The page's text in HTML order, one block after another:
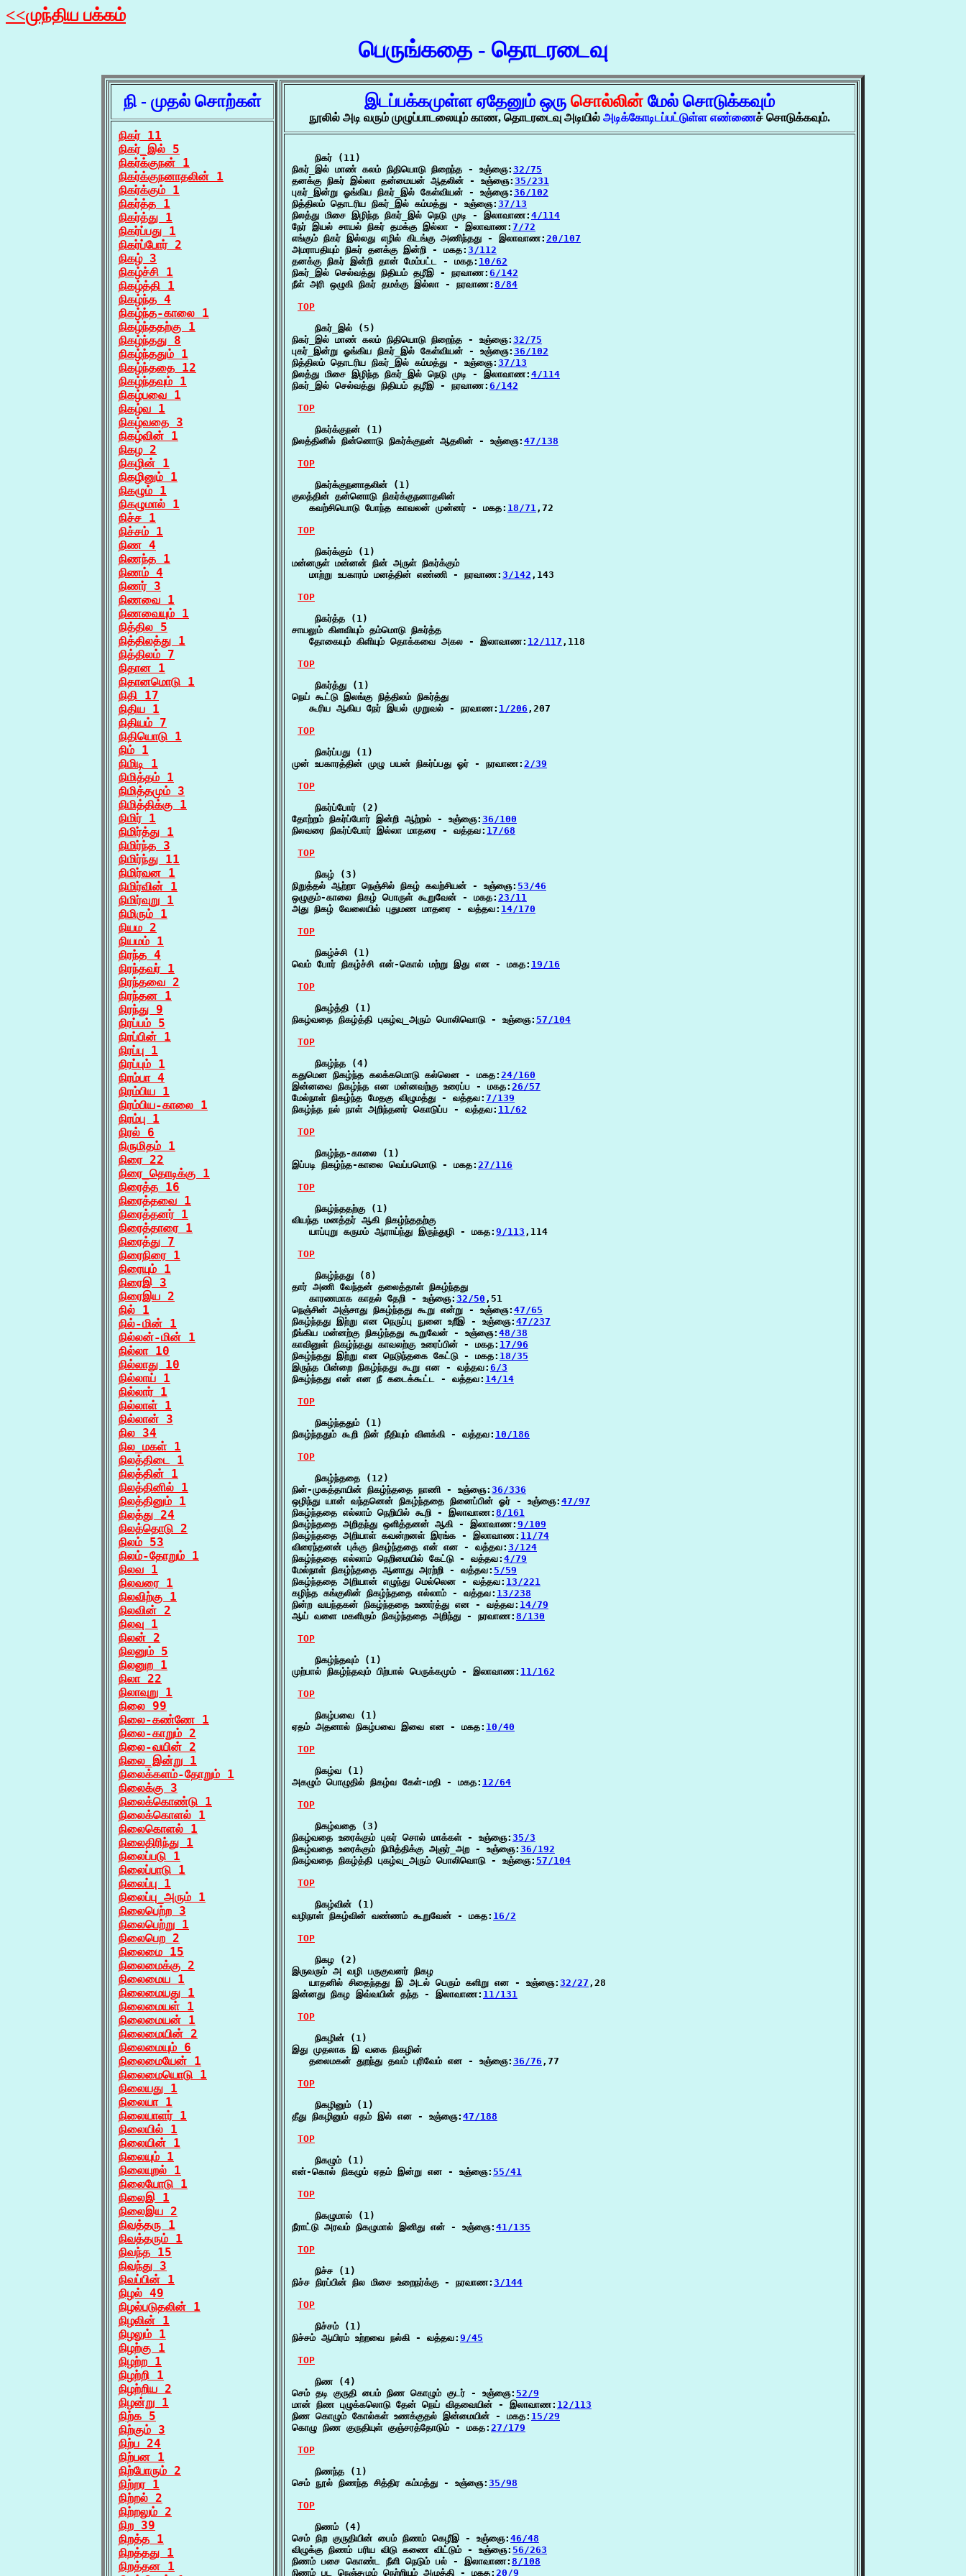
<<முந்திய பக்கம்
பெருங்கதை - தொடரடைவு
நி - முதல் சொற்கள்
நிகர் 11
நிகர்_இல் 5
நிகர்க்குநன் 1
நிகர்க்குநனாதலின் 1
நிகர்க்கும் 1
நிகர்த்த 1
நிகர்த்து 1
நிகர்ப்பது 1
நிகர்ப்போர் 2
நிகழ் 3
நிகழ்ச்சி 1
நிகழ்த்தி 1
நிகழ்ந்த 4
நிகழ்ந்த-காலை 1
நிகழ்ந்ததற்கு 1
நிகழ்ந்தது 8
நிகழ்ந்ததும் 1
நிகழ்ந்ததை 12
நிகழ்ந்தவும் 1
நிகழ்பவை 1
நிகழ்வ 1
நிகழ்வதை 3
நிகழ்வின் 1
நிகழ 2
நிகழின் 1
நிகழினும் 1
நிகழும் 1
நிகழுமால் 1
நிச்ச 1
நிச்சம் 1
நிண 4
நிணந்த 1
நிணம் 4
நிணர் 3
நிணவை 1
நிணவையும் 1
நித்தில 5
நித்திலத்து 1
நித்திலம் 7
நிதான 1
நிதானமொடு 1
நிதி 17
நிதிய 1
நிதியம் 7
நிதியொடு 1
நிம் 1
நிமிடி 1
நிமித்தம் 1
நிமித்தமும் 3
நிமித்திக்கு 1
நிமிர் 1
நிமிர்த்து 1
நிமிர்ந்த 3
நிமிர்ந்து 11
நிமிர்வன 1
நிமிர்வின் 1
நிமிர்வுறு 1
நிமிரும் 1
நியம 2
நியமம் 1
நிரந்த 4
நிரந்தவர் 1
நிரந்தவை 2
நிரந்தன 1
நிரந்து 9
நிரப்பம் 5
நிரப்பின் 1
நிரப்பு 1
நிரப்பும் 1
நிரம்பா 4
நிரம்பிய 1
நிரம்பிய-காலை 1
நிரம்பு 1
நிரல் 6
நிருமிதம் 1
நிரை 22
நிரை_தொடிக்கு 1
நிரைத்த 16
நிரைத்தவை 1
நிரைத்தனர் 1
நிரைத்தாரை 1
நிரைத்து 7
நிரைநிரை 1
நிரையும் 1
நிரைஇ 3
நிரைஇய 2
நில் 1
நில்-மின் 1
நில்லன்-மின் 1
நில்லா 10
நில்லாது 10
நில்லாய் 1
நில்லார் 1
நில்லாள் 1
நில்லான் 3
நில 34
நில_மகள் 1
நிலத்திடை 1
நிலத்தின் 1
நிலத்தினில் 1
நிலத்தினும் 1
நிலத்து 24
நிலத்தொடு 2
நிலம் 53
நிலம்-தோறும் 1
நிலவ 1
நிலவரை 1
நிலவிற்கு 1
நிலவின் 2
நிலவு 1
நிலன் 2
நிலனும் 5
நிலனுற 1
நிலா 22
நிலாவுறு 1
நிலை 99
நிலை-கண்ணே 1
நிலை-காறும் 2
நிலை-வயின் 2
நிலை_இன்று 1
நிலைக்களம்-தோறும் 1
நிலைக்கு 3
நிலைக்கொண்டு 1
நிலைக்கொளல் 1
நிலைகொளல் 1
நிலைதிரிந்து 1
நிலைப்படு 1
நிலைப்பாடு 1
நிலைப்பு 1
நிலைப்பு_அரும் 1
நிலைபெற்ற 3
நிலைபெற்று 1
நிலைபெற 2
நிலைமை 15
நிலைமைக்கு 2
நிலைமைய 1
நிலைமையது 1
நிலைமையள் 1
நிலைமையன் 1
நிலைமையின் 2
நிலைமையும் 6
நிலைமையேன் 1
நிலைமையொடு 1
நிலையது 1
நிலையா 1
நிலையாளர் 1
நிலையில் 1
நிலையின் 1
நிலையும் 1
நிலையுறல் 1
நிலையோடு 1
நிலைஇ 1
நிலைஇய 2
நிவத்தரு 1
நிவத்தரும் 1
நிவந்த 15
நிவந்து 3
நிவப்பின் 1
நிழல் 49
நிழல்படுதலின் 1
நிழலின் 1
நிழலும் 1
நிழற்கு 1
நிழற்ற 1
நிழற்றி 1
நிழற்றிய 2
நிழன்று 1
நிற்க 5
நிற்கும் 3
நிற்ப 24
நிற்பன 1
நிற்போரும் 2
நிற்றர 1
நிற்றல் 2
நிற்றலும் 2
நிற 39
நிறத்த 1
நிறத்தது 1
நிறத்தன 1
இடப்பக்கமுள்ள ஏதேனும் ஒரு சொல்லின்மேல் சொடுக்கவும்
நூலில் அடி வரும் முழுப்பாடலையும் காண, தொடரடைவு அடியில் அடிக்கோடிடப்பட்டுள்ள எண்ணைச் சொடுக்கவும்.
    நிகர் (11)
நிகர்_இல் மாண் கலம் நிதியொடு நிறைந்த - உஞ்ஞை: 32/75
தனக்கு நிகர் இல்லா தன்மையன் ஆதலின் - உஞ்ஞை: 35/231
புகர்_இன்று ஓங்கிய நிகர்_இல் கேள்வியன் - உஞ்ஞை: 36/102
நித்திலம் தொடரிய நிகர்_இல் கம்மத்து - உஞ்ஞை: 37/13
நிலத்து மிசை இழிந்த நிகர்_இல் நெடு முடி - இலாவாண: 4/114
நேர் இயல் சாயல் நிகர் தமக்கு இல்லா - இலாவாண: 7/72
எங்கும் நிகர் இல்லது எழில் கிடங்கு அணிந்தது - இலாவாண: 20/107
அமராபதியும் நிகர் தனக்கு இன்றி - மகத: 3/112
தனக்கு நிகர் இன்றி தான் மேம்பட்ட - மகத: 10/62
நிகர்_இல் செல்வத்து நிதியம் தழீஇ - நரவாண: 6/142
நீள் அரி ஒழுகி நிகர் தமக்கு இல்லா - நரவாண: 8/84
TOP
    நிகர்_இல் (5)
நிகர்_இல் மாண் கலம் நிதியொடு நிறைந்த - உஞ்ஞை: 32/75
புகர்_இன்று ஓங்கிய நிகர்_இல் கேள்வியன் - உஞ்ஞை: 36/102
நித்திலம் தொடரிய நிகர்_இல் கம்மத்து - உஞ்ஞை: 37/13
நிலத்து மிசை இழிந்த நிகர்_இல் நெடு முடி - இலாவாண: 4/114
நிகர்_இல் செல்வத்து நிதியம் தழீஇ - நரவாண: 6/142
TOP
    நிகர்க்குநன் (1)
நிலத்தினில் நின்னொடு நிகர்க்குநன் ஆதலின் - உஞ்ஞை: 47/138
TOP
    நிகர்க்குநனாதலின் (1)
குலத்தின் தன்னொடு நிகர்க்குநனாதலின்
   கவற்சியொடு போந்த காவலன் முன்னர் - மகத:
18/71,72
TOP
    நிகர்க்கும் (1)
மன்னருள் மன்னன் நின் அருள் நிகர்க்கும்
   மாற்று உபகாரம் மனத்தின் எண்ணி - நரவாண:
3/142 ,143
TOP
    நிகர்த்த (1)
சாயலும் கிளவியும் தம்மொடு நிகர்த்த
   தோகையும் கிளியும் தொக்கவை அகல - இலாவாண:
12/117 ,118
TOP
    நிகர்த்து (1)
நெய் கூட்டு இலங்கு நித்திலம் நிகர்த்து
   கூரிய ஆகிய நேர் இயல் முறுவல் - நரவாண:
1/206 ,207
TOP
    நிகர்ப்பது (1)
முன் உபகாரத்தின் முழு பயன் நிகர்ப்பது ஓர் - நரவாண: 2/39
TOP
    நிகர்ப்போர் (2)
தோற்றம் நிகர்ப்போர் இன்றி ஆற்றல் - உஞ்ஞை: 36/100
நிலவரை நிகர்ப்போர் இல்லா மாதரை - வத்தவ: 17/68
TOP
    நிகழ் (3)
நிறுத்தல் ஆற்றா நெஞ்சில் நிகழ் கவற்சியன் - உஞ்ஞை: 53/46
ஒழுகும்-காலை நிகழ் பொருள் கூறுவேன் - மகத: 23/11
அது நிகழ் வேலையில் புதுமண மாதரை - வத்தவ: 14/170
TOP
    நிகழ்ச்சி (1)
வெம் போர் நிகழ்ச்சி என்-கொல் மற்று இது என - மகத: 19/16
TOP
    நிகழ்த்தி (1)
நிகழ்வதை நிகழ்த்தி புகழ்வு_அரும் பொலிவொடு - உஞ்ஞை: 57/104
TOP
    நிகழ்ந்த (4)
கதுமென நிகழ்ந்த கலக்கமொடு கல்லென - மகத: 24/160
இன்னவை நிகழ்ந்த என மன்னவற்கு உரைப்ப - மகத: 26/57
மேல்நாள் நிகழ்ந்த மேதகு விழுமத்து - வத்தவ: 7/139
நிகழ்ந்த நல் நாள் அறிந்தனர் கொடுப்ப - வத்தவ: 11/62
TOP
    நிகழ்ந்த-காலை (1)
இப்படி நிகழ்ந்த-காலை வெப்பமொடு - மகத: 27/116
TOP
    நிகழ்ந்ததற்கு (1)
வியந்த மனத்தர் ஆகி நிகழ்ந்ததற்கு
   யாப்புறு கருமம் ஆராய்ந்து இருந்துழி - மகத:
9/113 ,114
TOP
    நிகழ்ந்தது (8)
தார் அணி வேந்தன் தலைத்தாள் நிகழ்ந்தது
   காரணமாக காதல் தேறி - உஞ்ஞை:
32/50 ,51
நெஞ்சின் அஞ்சாது நிகழ்ந்தது கூறு என்று - உஞ்ஞை: 47/65
நிகழ்ந்தது இற்று என நெருப்பு நுனை உறீஇ - உஞ்ஞை: 47/237
நீங்கிய மன்னற்கு நிகழ்ந்தது கூறுவேன் - உஞ்ஞை: 48/38
காவினுள் நிகழ்ந்தது காவலற்கு உரைப்பின் - மகத: 17/96
நிகழ்ந்தது இற்று என நெடுந்தகை கேட்டு - மகத: 18/35
இருந்த பின்றை நிகழ்ந்தது கூறு என - வத்தவ: 6/3
நிகழ்ந்தது என் என நீ கடைக்கூட்ட - வத்தவ: 14/14
TOP
    நிகழ்ந்ததும் (1)
நிகழ்ந்ததும் கூறி நின் நீதியும் விளக்கி - வத்தவ: 10/186
TOP
    நிகழ்ந்ததை (12)
நின்-முகத்தாயின் நிகழ்ந்ததை நாணி - உஞ்ஞை: 36/336
ஒழிந்து யான் வந்தனென் நிகழ்ந்ததை நினைப்பின் ஓர் - உஞ்ஞை: 47/97
நிகழ்ந்ததை எல்லாம் நெறியில் கூறி - இலாவாண: 8/161
நிகழ்ந்ததை அறிதந்து ஒளித்தனன் ஆகி - இலாவாண: 9/109
நிகழ்ந்ததை அறியாள் கவன்றனள் இரங்க - இலாவாண: 11/74
விரைந்தனன் புக்கு நிகழ்ந்ததை என் என - வத்தவ: 3/124
நிகழ்ந்ததை எல்லாம் நெறிமையில் கேட்டு - வத்தவ: 4/79
மேல்நாள் நிகழ்ந்ததை ஆனாது அரற்றி - வத்தவ: 5/59
நிகழ்ந்ததை அறியான் எழுந்து மெல்லென - வத்தவ: 13/221
கழிந்த கங்குலின் நிகழ்ந்ததை எல்லாம் - வத்தவ: 13/238
நின்ற வயந்தகன் நிகழ்ந்ததை உணர்த்து என - வத்தவ: 14/79
ஆய் வளை மகளிரும் நிகழ்ந்ததை அறிந்து - நரவாண: 8/130
TOP
    நிகழ்ந்தவும் (1)
முற்பால் நிகழ்ந்தவும் பிற்பால் பெருக்கமும் - இலாவாண: 11/162
TOP
    நிகழ்பவை (1)
ஏதம் அதனால் நிகழ்பவை இவை என - மகத: 10/40
TOP
    நிகழ்வ (1)
அகழும் பொழுதில் நிகழ்வ கேள்-மதி - மகத: 12/64
TOP
    நிகழ்வதை (3)
நிகழ்வதை உரைக்கும் புகர் சொல் மாக்கள் - உஞ்ஞை: 35/3
நிகழ்வதை உரைக்கும் நிமித்திக்கு அஞர்_அற - உஞ்ஞை: 36/192
நிகழ்வதை நிகழ்த்தி புகழ்வு_அரும் பொலிவொடு - உஞ்ஞை: 57/104
TOP
    நிகழ்வின் (1)
வழிநாள் நிகழ்வின் வண்ணம் கூறுவேன் - மகத: 16/2
TOP
    நிகழ (2)
இருவரும் அ வழி பருகுவனர் நிகழ
   யாதனில் சிதைந்தது இ அடல் பெரும் களிறு என - உஞ்ஞை:
32/27 ,28
இன்னது நிகழ இவ்வயின் தந்த - இலாவாண: 11/131
TOP
    நிகழின் (1)
இது முதலாக இ வகை நிகழின்
   தலைமகன் துறந்து தவம் புரிவேம் என - உஞ்ஞை:
36/76 ,77
TOP
    நிகழினும் (1)
தீது நிகழினும் ஏதம் இல் என - உஞ்ஞை: 47/188
TOP
    நிகழும் (1)
என்-கொல் நிகழும் ஏதம் இன்று என - உஞ்ஞை: 55/41
TOP
    நிகழுமால் (1)
நீராட்டு அரவம் நிகழுமால் இனிது என் - உஞ்ஞை: 41/135
TOP
    நிச்ச (1)
நிச்ச நிரப்பின் நில மிசை உறைநர்க்கு - நரவாண: 3/144
TOP
    நிச்சம் (1)
நிச்சம் ஆயிரம் உற்றவை நல்கி - வத்தவ: 9/45
TOP
    நிண (4)
செம் தடி குருதி பைம் நிண கொழும் குடர் - உஞ்ஞை: 52/9
மான் நிண புழுக்கலொடு தேன் நெய் விதவையின் - இலாவாண: 12/113
நிண கொழும் கோல்கள் உணக்குதல் இன்மையின் - மகத: 15/29
கொழு நிண குருதியுள் குஞ்சரத்தோடும் - மகத: 27/179
TOP
    நிணந்த (1)
செம் நூல் நிணந்த சித்திர கம்மத்து - உஞ்ஞை: 35/98
TOP
    நிணம் (4)
செம் நிற குருதியின் பைம் நிணம் கெழீஇ - உஞ்ஞை: 46/48
விழுக்கு நிணம் பரிய விடு கணை விட்டும் - உஞ்ஞை: 56/263
நிணம் பசை கொண்ட நீளி நெடும் பல் - இலாவாண: 8/108
நிணம் பட நெஞ்சமும் நெற்றியும் அழுத்தி - மகத: 20/9